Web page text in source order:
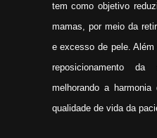
tem como objetivo
mamas, por meio da
e excesso de pele.
reposicionamento
melhorando a
qualidade de vida da